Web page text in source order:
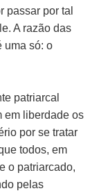
passar por tal
A razão das
uma só: o
patriarcal
em liberdade os
por se tratar
todos, em
o patriarcado,
pelas